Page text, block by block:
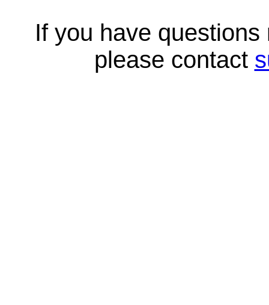
If you have
please contact